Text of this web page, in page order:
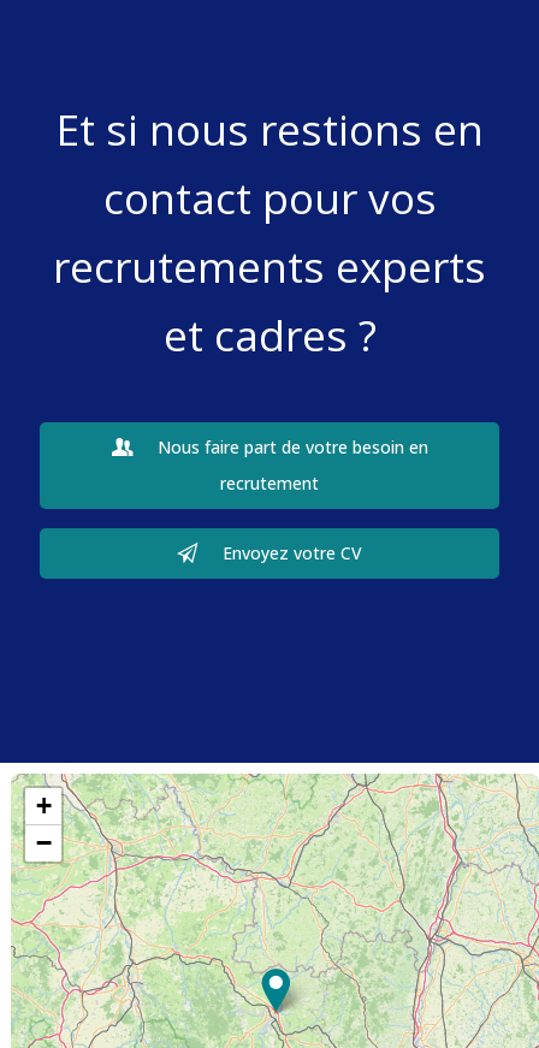
Et si nous restions en
contact pour vos
recrutements experts
et cadres ?
Nous faire part de votre besoin en
recrutement
Envoyez votre CV
+
−